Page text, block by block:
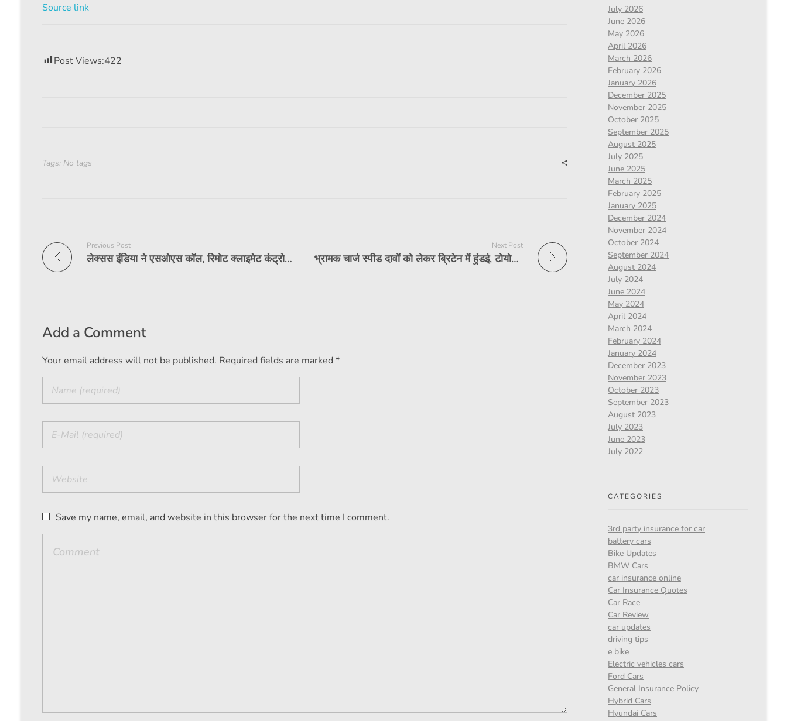
Source link
Post Views:422
Tags: No tags
Previous Post
लेक्सस इंडिया ने एसओएस कॉल, रिमोट क्लाइमेट कंट्रोल की पेशकश करने वाला मोबाइल ऐप लॉन्च किया
Next Post
भ्रामक चार्ज स्पीड दावों को लेकर ब्रिटेन में हुंडई, टोयोटा ईवी के विज्ञापनों पर प्रतिबंध लगा दिया गया
Add a Comment
Your email address will not be published. Required fields are marked *
Save my name, email, and website in this browser for the next time I comment.
July 2026
June 2026
May 2026
April 2026
March 2026
February 2026
January 2026
December 2025
November 2025
October 2025
September 2025
August 2025
July 2025
June 2025
March 2025
February 2025
January 2025
December 2024
November 2024
October 2024
September 2024
August 2024
July 2024
June 2024
May 2024
April 2024
March 2024
February 2024
January 2024
December 2023
November 2023
October 2023
September 2023
August 2023
July 2023
June 2023
July 2022
CATEGORIES
3rd party insurance for car
battery cars
Bike Updates
BMW Cars
car insurance online
Car Insurance Quotes
Car Race
Car Review
car updates
driving tips
e bike
Electric vehicles cars
Ford Cars
General Insurance Policy
Hybrid Cars
Hyundai Cars